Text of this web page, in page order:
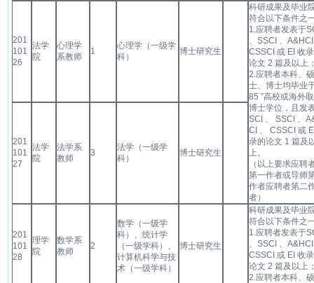
201
101
26
法学
院
心理学
系教师
1
心理学（一级学
科）
博士研究生
科研成果及毕业
符合以下条件之
1.应聘者发表于
、SSCI 、
CSSCI 或 EI 收
论文 2 篇及以上
2.应聘者本科、硕
士、博士均毕业
85 ”高校或海外
博士学位，且发
SCI 、 SSCI 、
CI 、 CSSCI 或
录的论文 1 篇及
上。
（以上要求应聘
第一作者或导师
作者应聘者第二
者）
201
101
27
法学
院
法学系
教师
3
法学（一级学
科）
博士研究生
201
101
28
理学
院
数学系
教师
2
数学（一级学
科）、统计学
（一级学科）、
计算机科学与技
术（一级学科）
博士研究生
科研成果及毕业
符合以下条件之
1.应聘者发表于
、SSCI 、
CSSCI 或 EI 收
论文 2 篇及以上
2.应聘者本科、硕